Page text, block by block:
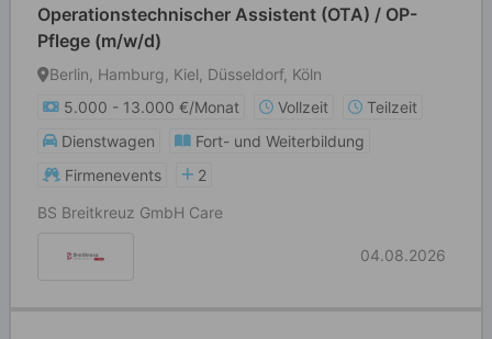
Operationstechnischer Assistent (OTA) / OP-
Pflege (m/w/d)
Berlin, Hamburg, Kiel, Düsseldorf, Köln
5.000 - 13.000 €/Monat
Vollzeit
Teilzeit
Dienstwagen
Fort- und Weiterbildung
Firmenevents
2
BS Breitkreuz GmbH Care
04.08.2026